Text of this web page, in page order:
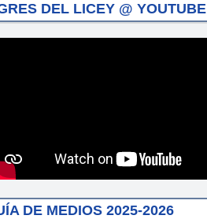
DEL LICEY @ YOUTUBE
DE MEDIOS 2025-2026